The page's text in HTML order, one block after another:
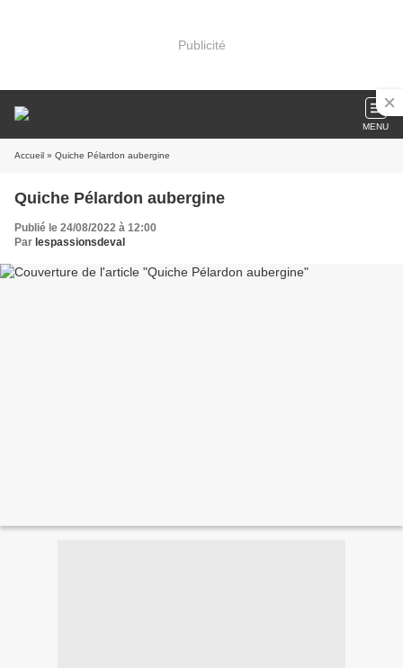
Publicité
MENU
Accueil » Quiche Pélardon aubergine
Quiche Pélardon aubergine
Publié le 24/08/2022 à 12:00
Par lespassionsdeval